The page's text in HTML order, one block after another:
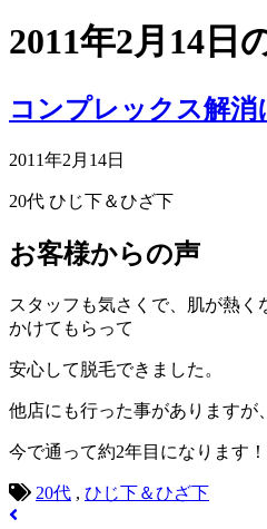
2011年2月14日
コンプレックス解
2011年2月14日
20代 ひじ下＆ひざ下
お客様からの声
スタッフも気さくで、肌が熱
かけてもらって
安心して脱毛できました。
他店にも行った事がありますが
今で通って約2年目になります！
20代 , ひじ下＆ひざ下